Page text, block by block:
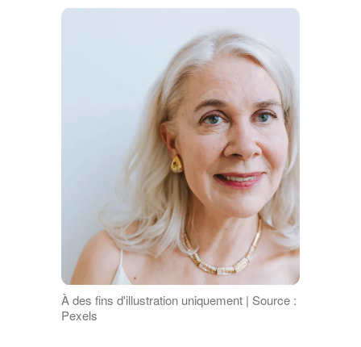
À des fins d'illustration uniquement | Source :
Pexels